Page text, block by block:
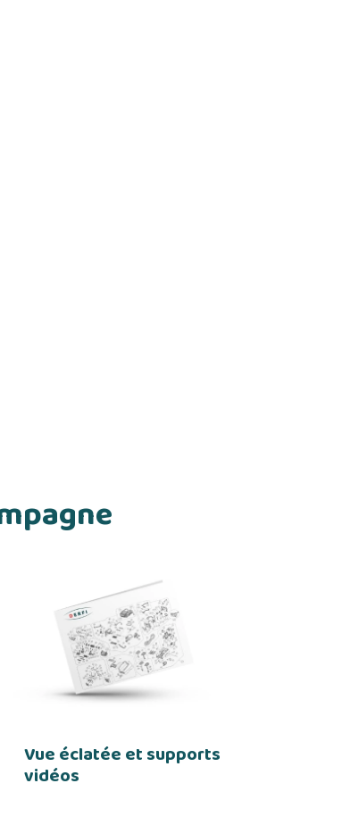
Vue éclatée et supports
vidéos